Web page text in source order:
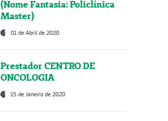
(Nome Fantasia: Policlínica
Master)
01 de Abril de 2020
Prestador CENTRO DE
ONCOLOGIA
15 de Janeiro de 2020